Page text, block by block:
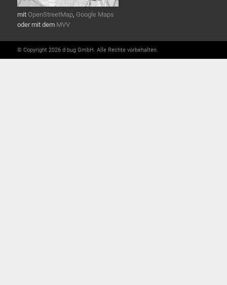
mit OpenStreetMap, Google Maps
oder mit dem MVV
© Copyright 2026 d·bug GmbH. Alle Rechte vorbehalten.